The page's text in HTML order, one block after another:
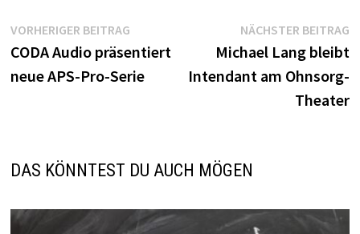
Beitragsnavigation
VORHERIGER BEITRAG
Beitrag:
CODA Audio präsentiert
neue APS-Pro-Serie
NÄCHSTER BEITRAG
Michael Lang bleibt
Intendant am Ohnsorg-
Theater
DAS KÖNNTEST DU AUCH MÖGEN